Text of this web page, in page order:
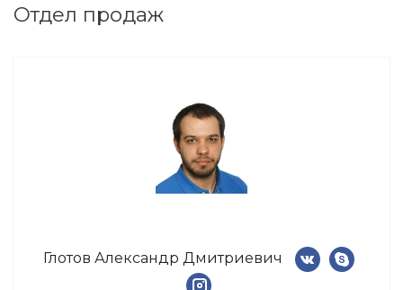
Отдел продаж
Глотов Александр Дмитриевич